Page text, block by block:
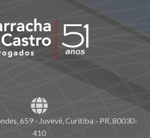
659 - Juvevê, Curitiba - PR, 80030-
410